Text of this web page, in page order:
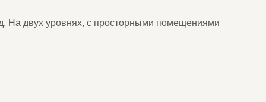
На двух уровнях, с просторными помещениями